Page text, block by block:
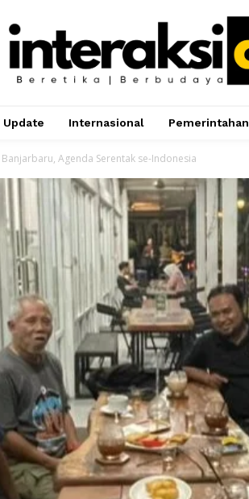
Update Internasional Pemerintahan
Agenda Serentak se-Indonesia